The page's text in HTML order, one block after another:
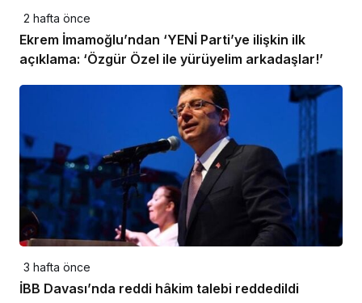
2 hafta önce
Ekrem İmamoğlu’ndan ‘YENİ Parti’ye ilişkin ilk
açıklama: ‘Özgür Özel ile yürüyelim arkadaşlar!’
3 hafta önce
İBB Davası’nda reddi hâkim talebi reddedildi